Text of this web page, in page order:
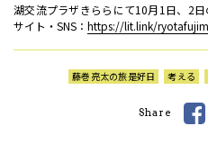
湖交流プラザきららにて10月1日、2
サイト・SNS： https://lit.link/
藤巻亮太の旅是好日 考える
Share